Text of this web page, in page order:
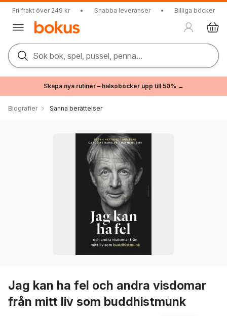
Fri frakt över 249 kr • Snabba leveranser • Billiga böcker
Sök bok, spel, pussel, penna...
Skapa nya rutiner – hälsoböcker upp till 50% →
Biografier Sanna berättelser
Jag kan ha fel och andra visdomar
från mitt liv som buddhistmunk